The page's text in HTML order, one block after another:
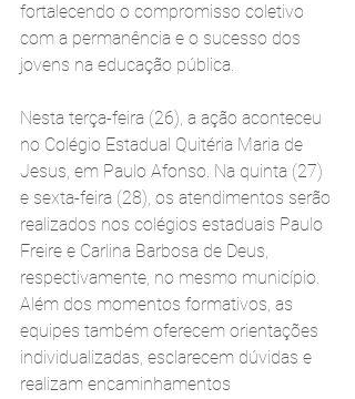
fortalecendo o compromisso coletivo
com a permanência e o sucesso dos
jovens na educação pública.
Nesta terça-feira (26), a ação aconteceu
no Colégio Estadual Quitéria Maria de
Jesus, em Paulo Afonso. Na quinta (27)
e sexta-feira (28), os atendimentos serão
realizados nos colégios estaduais Paulo
Freire e Carlina Barbosa de Deus,
respectivamente, no mesmo município.
Além dos momentos formativos, as
equipes também oferecem orientações
individualizadas, esclarecem dúvidas e
realizam encaminhamentos